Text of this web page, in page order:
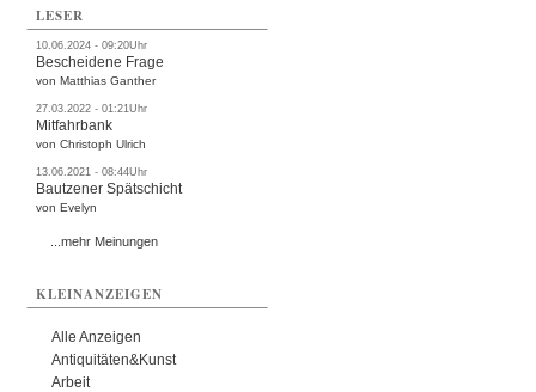
LESER
10.06.2024 - 09:20Uhr
Bescheidene Frage
von Matthias Ganther
27.03.2022 - 01:21Uhr
Mitfahrbank
von Christoph Ulrich
13.06.2021 - 08:44Uhr
Bautzener Spätschicht
von Evelyn
...mehr Meinungen
KLEINANZEIGEN
Alle Anzeigen
Antiquitäten&Kunst
Arbeit